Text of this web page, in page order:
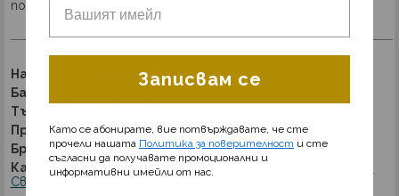
ползването!
Наличност:
Изчерпано
Баркод:
Търговски код:
Продуктов код:CHR0203EU
Бранд: Paddywax
Категория: Подаръци за дома
Свещи
Подарък за приятелство
Записвам се
Като се абонирате, вие потвърждавате, че сте
прочели нашата Политика за поверителност и сте
съгласни да получавате промоционални и
информативни имейли от нас.